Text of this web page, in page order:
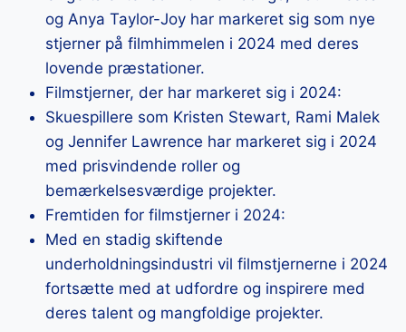
og Anya Taylor-Joy har markeret sig som nye
stjerner på filmhimmelen i 2024 med deres
lovende præstationer.
Filmstjerner, der har markeret sig i 2024:
Skuespillere som Kristen Stewart, Rami Malek
og Jennifer Lawrence har markeret sig i 2024
med prisvindende roller og
bemærkelsesværdige projekter.
Fremtiden for filmstjerner i 2024:
Med en stadig skiftende
underholdningsindustri vil filmstjernerne i 2024
fortsætte med at udfordre og inspirere med
deres talent og mangfoldige projekter.